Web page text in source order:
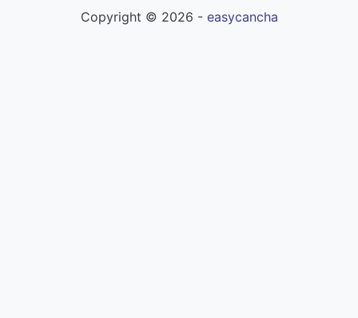
Copyright © 2026 - easycancha